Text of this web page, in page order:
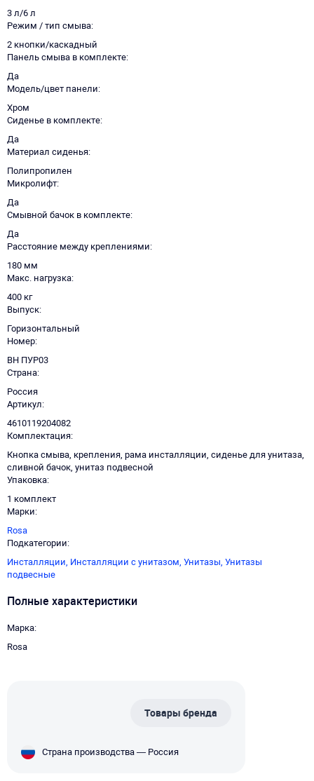
3 л/6 л
Режим / тип смыва
2 кнопки/каскадный
Панель смыва в комплекте
Да
Модель/цвет панели
Хром
Сиденье в комплекте
Да
Материал сиденья
Полипропилен
Микролифт
Да
Смывной бачок в комплекте
Да
Расстояние между креплениями
180 мм
Макс. нагрузка
400 кг
Выпуск
Горизонтальный
Номер
ВН ПУР03
Страна
Россия
Артикул
4610119204082
Комплектация
Кнопка смыва, крепления, рама инсталляции, сиденье для унитаза,
сливной бачок, унитаз подвесной
Упаковка
1 комплект
Марки
Rosa
Подкатегории
Инсталляции, Инсталляции с унитазом, Унитазы, Унитазы
подвесные
Полные характеристики
Марка
Rosa
Товары бренда
Страна производства — Россия